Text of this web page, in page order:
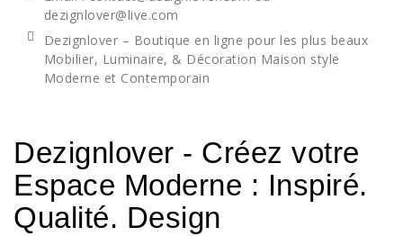
dezignlover@live.com
Dezignlover – Boutique en ligne pour les plus beaux
Mobilier, Luminaire, & Décoration Maison style
Moderne et Contemporain
Dezignlover - Créez votre
Espace Moderne : Inspiré.
Qualité. Design